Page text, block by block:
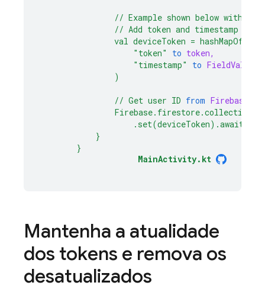
// Example shown below with
// Add token and timestamp
val deviceToken = hashMapOf(
"token"
to token,
"timestamp"
to
)
// Get user ID from Firebase
.set(deviceToken).await()
}
}
MainActivity.kt
Mantenha a atualidade
dos tokens e remova os
desatualizados